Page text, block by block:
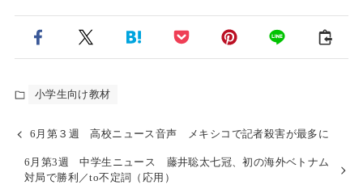
小学生向け教材
6月第３週 高校ニュース音声 メキシコで記者殺害が最多に
6月第3週 中学生ニュース 藤井聡太七冠、初の海外ベトナム
対局で勝利／to不定詞（応用）